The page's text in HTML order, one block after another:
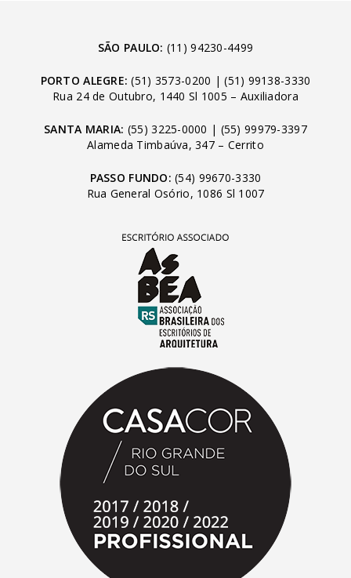
SÃO PAULO: (11) 94230-4499
PORTO ALEGRE: (51) 3573-0200 |(51) 99138-3330
Rua 24 de Outubro, 1440 Sl 1005 – Auxiliadora
SANTA MARIA: (55) 3225-0000 | (55) 99979-3397
Alameda Timbaúva, 347 – Cerrito
PASSO FUNDO: (54) 99670-3330
Rua General Osório, 1086 Sl 1007